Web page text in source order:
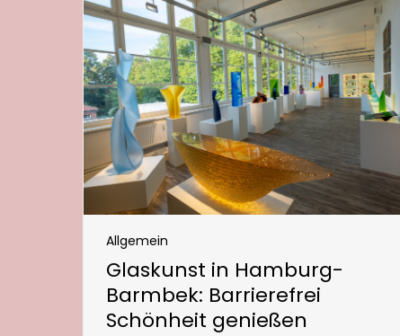
Allgemein
Glaskunst in Hamburg-
Barmbek: Barrierefrei
Schönheit genießen